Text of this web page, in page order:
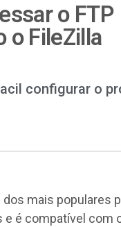
o FTP
o FileZilla
configurar o
dos mais populares
e é compatível com